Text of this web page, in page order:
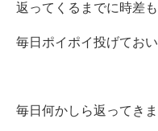
返ってくるまでに時差
毎日ポイポイ投げてお
毎日何かしら返ってき